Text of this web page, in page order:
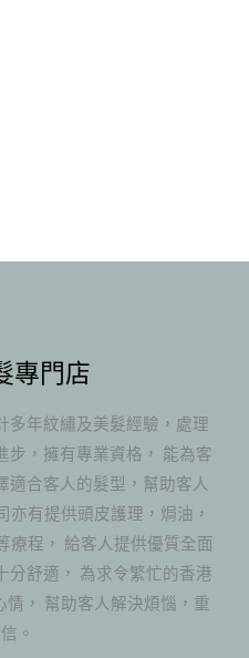
專門店
多年紋繡及美髮經驗，處理
步，擁有專業資格， 能為客
適合客人的髮型，幫助客人
亦有提供頭皮護理，焗油，
療程， 給客人提供優質全面
分舒適， 為求令繁忙的香港
， 幫助客人解決煩惱，重
。